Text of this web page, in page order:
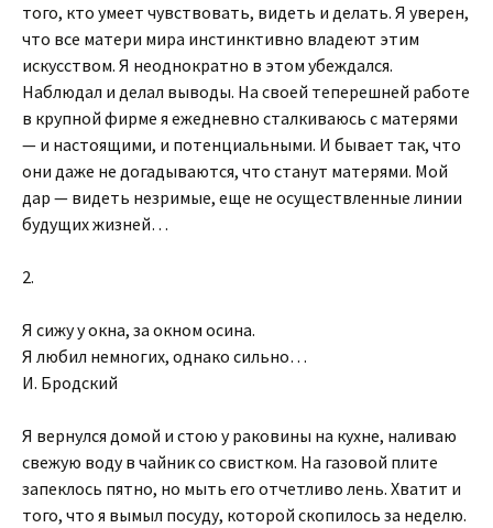
того, кто умеет чувствовать, видеть и делать. Я уверен,
что все матери мира инстинктивно владеют этим
искусством. Я неоднократно в этом убеждался.
Наблюдал и делал выводы. На своей теперешней работе
в крупной фирме я ежедневно сталкиваюсь с матерями
— и настоящими, и потенциальными. И бывает так, что
они даже не догадываются, что станут матерями. Мой
дар — видеть незримые, еще не осуществленные линии
будущих жизней…
2.
Я сижу у окна, за окном осина.
Я любил немногих, однако сильно…
И. Бродский
Я вернулся домой и стою у раковины на кухне, наливаю
свежую воду в чайник со свистком. На газовой плите
запеклось пятно, но мыть его отчетливо лень. Хватит и
того, что я вымыл посуду, которой скопилось за неделю.